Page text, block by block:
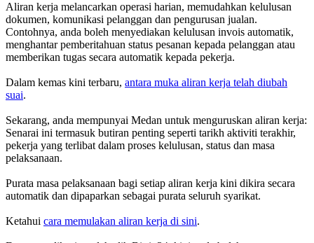
Aliran kerja melancarkan operasi harian, memudahkan kelulusan
dokumen, komunikasi pelanggan dan pengurusan jualan.
Contohnya, anda boleh menyediakan kelulusan invois automatik,
menghantar pemberitahuan status pesanan kepada pelanggan atau
memberikan tugas secara automatik kepada pekerja.
Dalam kemas kini terbaru, antara muka aliran kerja telah diubah
suai.
Sekarang, anda mempunyai Medan untuk menguruskan aliran kerja:
Senarai ini termasuk butiran penting seperti tarikh aktiviti terakhir,
pekerja yang terlibat dalam proses kelulusan, status dan masa
pelaksanaan.
Purata masa pelaksanaan bagi setiap aliran kerja kini dikira secara
automatik dan dipaparkan sebagai purata seluruh syarikat.
Ketahui cara memulakan aliran kerja di sini.